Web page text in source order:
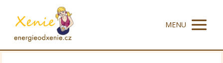
MENU